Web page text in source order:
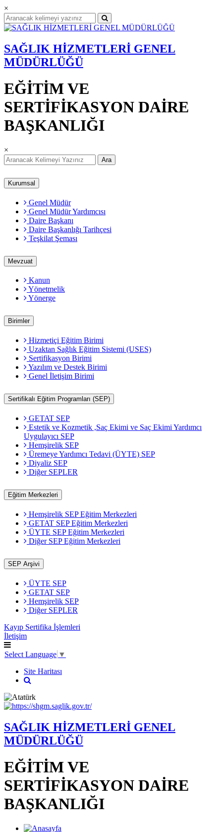
×
SAĞLIK HİZMETLERİ GENEL
MÜDÜRLÜĞÜ
EĞİTİM VE
SERTİFİKASYON DAİRE
BAŞKANLIĞI
×
Ara
Kurumsal
Genel Müdür
Genel Müdür Yardımcısı
Daire Başkanı
Daire Başkanlığı Tarihçesi
Teşkilat Şeması
Mevzuat
Kanun
Yönetmelik
Yönerge
Birimler
Hizmetiçi Eğitim Birimi
Uzaktan Sağlık Eğitim Sistemi (USES)
Sertifikasyon Birimi
Yazılım ve Destek Birimi
Genel İletişim Birimi
Sertifikalı Eğitim Programları (SEP)
GETAT SEP
Estetik ve Kozmetik ,Saç Ekimi ve Saç Ekimi Yardımcı
Uygulayıcı SEP
Hemşirelik SEP
Üremeye Yardımcı Tedavi (ÜYTE) SEP
Diyaliz SEP
Diğer SEPLER
Eğitim Merkezleri
Hemşirelik SEP Eğitim Merkezleri
GETAT SEP Eğitim Merkezleri
ÜYTE SEP Eğitim Merkezleri
Diğer SEP Eğitim Merkezleri
SEP Arşivi
ÜYTE SEP
GETAT SEP
Hemşirelik SEP
Diğer SEPLER
Kayıp Sertifika İşlemleri
İletişim
Select Language ▼
Site Haritası
SAĞLIK HİZMETLERİ GENEL
MÜDÜRLÜĞÜ
EĞİTİM VE
SERTİFİKASYON DAİRE
BAŞKANLIĞI